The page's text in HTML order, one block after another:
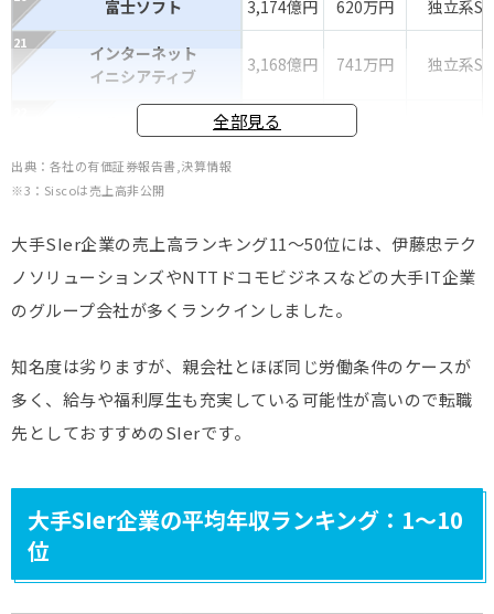
富士ソフト 3,174億円 620万円 独立系
インターネット
イニシアティブ
3,168億円 741万円 独立系
2,792億円
日本HP
NTTファシリティーズ 2,522億円 ー ユーザー系
NTTドコモ
ソリューションズ
日本総合研究所 2,496億円 ー ユーザー
日本オラクル 2,445億円 ー 外資系
ネットワンシステムズ
日立ソリューションズ 1,973億円 ー メーカー系
電通総研 1,526億円 1,128万円 ユーザー系
全部見る
出典：各社の有価証券報告書,決算情報
※3：Siscoは売上高非公開
大手SIer企業の売上高ランキング11～50位には、伊藤忠テク
ノソリューションズやNTTドコモビジネスなどの大手IT企業
のグループ会社が多くランクインしました。
知名度は劣りますが、親会社とほぼ同じ労働条件のケースが
多く、給与や福利厚生も充実している可能性が高いので転職
先としておすすめのSIerです。
大手SIer企業の平均年収ランキング：1～10
位